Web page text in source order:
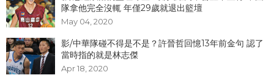
隊拿他完全沒輒 年僅29歲就退出籃壇
May 04, 2020
影/中華隊碰不得是不是？許晉哲回憶13年前金句 認了
當時指的就是林志傑
Apr 18, 2020